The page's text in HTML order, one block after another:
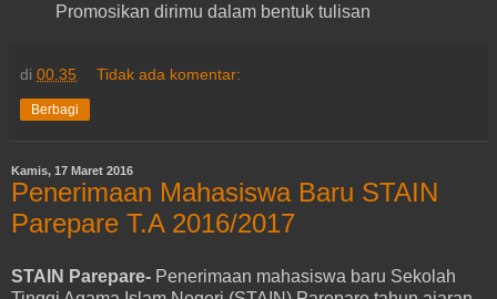
Promosikan dirimu dalam bentuk tulisan
di 00.35 Tidak ada komentar:
Berbagi
Kamis, 17 Maret 2016
Penerimaan Mahasiswa Baru STAIN
Parepare T.A 2016/2017
STAIN Parepare- Penerimaan mahasiswa baru Sekolah